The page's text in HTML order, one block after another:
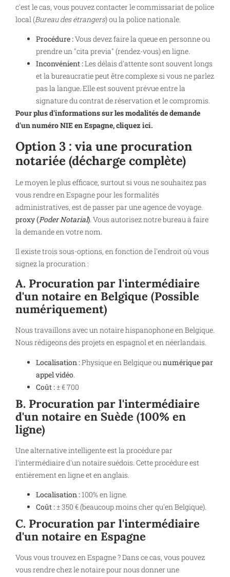
c'est le cas, vous pouvez contacter le commissariat de police
local (Bureau des étrangers) ou la police nationale.
Procédure :Vous devez faire la queue en personne ou
prendre un "cita previa" (rendez-vous) en ligne.
Inconvénient :Les délais d'attente sont souvent longs
et la bureaucratie peut être complexe si vous ne parlez
pas la langue. Elle est souvent prévue entre la
signature du contrat de réservation et le compromis.
Pour plus d'informations sur les modalités de demande
d'un numéro NIE en Espagne, cliquez ici.
Option 3 : via une procuration
notariée (décharge complète)
Le moyen le plus efficace, surtout si vous ne souhaitez pas
vous rendre en Espagne pour les formalités
administratives, est de passer par une agence de voyage.
proxy (Poder Notarial) . Vous autorisez notre bureau à faire
la demande en votre nom.
Il existe trois sous-options, en fonction de l'endroit où vous
signez la procuration :
A. Procuration par l'intermédiaire
d'un notaire en Belgique (Possible
numériquement)
Nous travaillons avec un notaire hispanophone en Belgique.
Nous rédigeons des projets en espagnol et en néerlandais.
Localisation :Physique en Belgique ounumérique par
appel vidéo.
Coût :± € 700
B. Procuration par l'intermédiaire
d'un notaire en Suède (100% en
ligne)
Une alternative intelligente est la procédure par
l'intermédiaire d'un notaire suédois. Cette procédure est
entièrement en ligne et en anglais.
Localisation :100% en ligne.
Coût :± 350 € (beaucoup moins cher qu'en Belgique).
C. Procuration par l'intermédiaire
d'un notaire en Espagne
Vous vous trouvez en Espagne ? Dans ce cas, vous pouvez
vous rendre chez le notaire pour nous donner une